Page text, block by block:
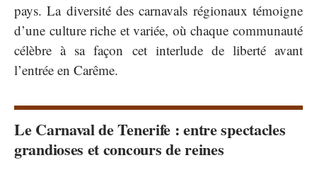
pays. La diversité des carnavals régionaux témoigne
d’une culture riche et variée, où chaque communauté
célèbre à sa façon cet interlude de liberté avant
l’entrée en Carême.
Le Carnaval de Tenerife : entre spectacles
grandioses et concours de reines